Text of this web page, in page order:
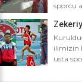
sporcu
spor,
50’yi
ilimizin
usta